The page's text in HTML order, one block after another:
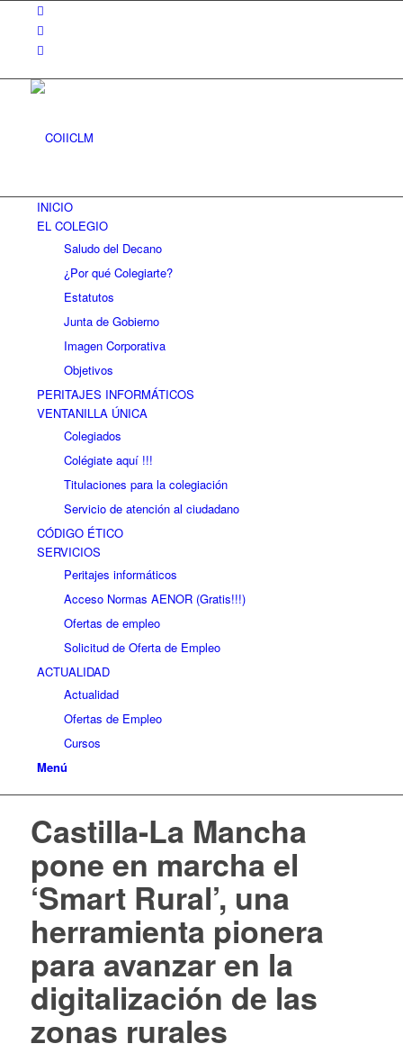
INICIO
EL COLEGIO
Saludo del Decano
¿Por qué Colegiarte?
Estatutos
Junta de Gobierno
Imagen Corporativa
Objetivos
PERITAJES INFORMÁTICOS
VENTANILLA ÚNICA
Colegiados
Colégiate aquí !!!
Titulaciones para la colegiación
Servicio de atención al ciudadano
CÓDIGO ÉTICO
SERVICIOS
Peritajes informáticos
Acceso Normas AENOR (Gratis!!!)
Ofertas de empleo
Solicitud de Oferta de Empleo
ACTUALIDAD
Actualidad
Ofertas de Empleo
Cursos
Menú
Castilla-La Mancha
pone en marcha el
‘Smart Rural’, una
herramienta pionera
para avanzar en la
digitalización de las
zonas rurales